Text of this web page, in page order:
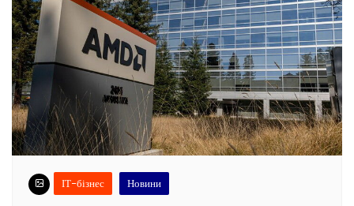
ІТ-бізнес Новини